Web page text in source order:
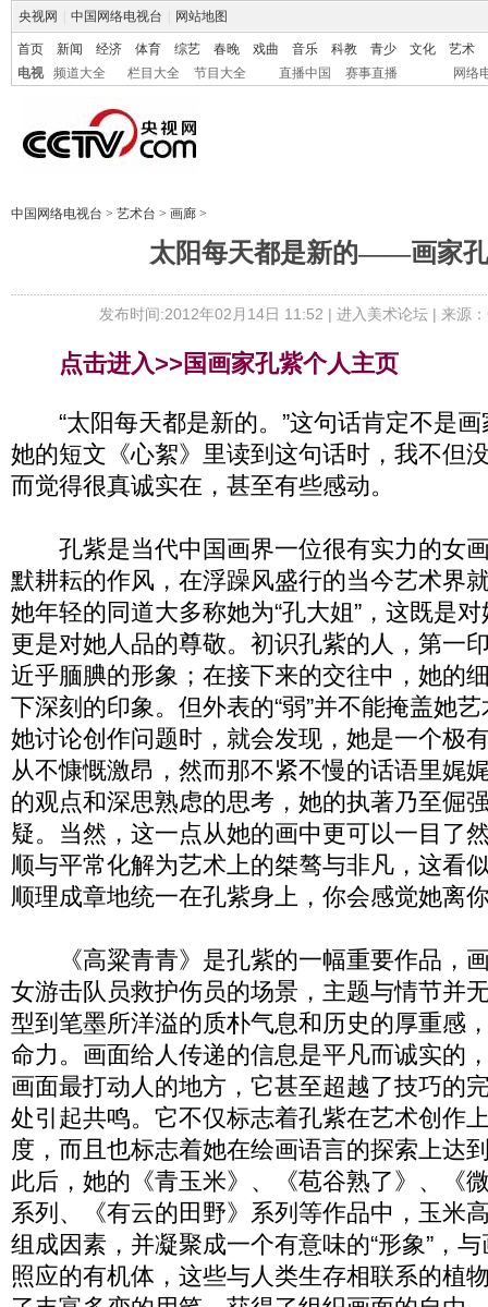
央视网 中国网络电视台 网站地图
首页 新闻 经济 体育 综艺 春晚 戏曲 音乐 科教 青少 文化
艺术
电视
频道大全 栏目大全 节目大全 直播中国 赛事直播 网络
中国网络电视台 > 艺术台 > 画廊 >
太阳每天都是新的——画家
发布时间:2012年02月14日 11:52 | 进入美术论坛| 来源
点击进入>>国画家孔紫个人主页
“太阳每天都是新的。”这句话肯定不是画
她的短文《心絮》里读到这句话时，我不但
而觉得很真诚实在，甚至有些感动。
孔紫是当代中国画界一位很有实力的女
默耕耘的作风，在浮躁风盛行的当今艺术界
她年轻的同道大多称她为“孔大姐”，这既是
更是对她人品的尊敬。初识孔紫的人，第一
近乎腼腆的形象；在接下来的交往中，她的
下深刻的印象。但外表的“弱”并不能掩盖她艺
她讨论创作问题时，就会发现，她是一个极
从不慷慨激昂，然而那不紧不慢的话语里娓
的观点和深思熟虑的思考，她的执著乃至倔
疑。当然，这一点从她的画中更可以一目了
顺与平常化解为艺术上的桀骜与非凡，这看
顺理成章地统一在孔紫身上，你会感觉她离
《高粱青青》是孔紫的一幅重要作品，
女游击队员救护伤员的场景，主题与情节并
型到笔墨所洋溢的质朴气息和历史的厚重感
命力。画面给人传递的信息是平凡而诚实的
画面最打动人的地方，它甚至超越了技巧的
处引起共鸣。它不仅标志着孔紫在艺术创作
度，而且也标志着她在绘画语言的探索上达
此后，她的《青玉米》、《苞谷熟了》、《
系列、《有云的田野》系列等作品中，玉米
组成因素，并凝聚成一个有意味的“形象”，
照应的有机体，这些与人类生存相联系的植